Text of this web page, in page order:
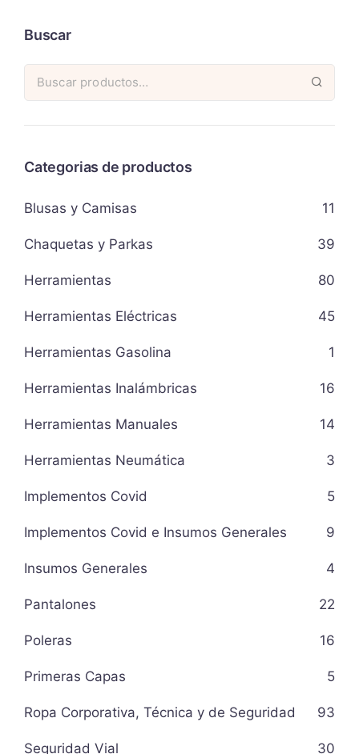
Buscar
Categorias de productos
Blusas y Camisas 11
Chaquetas y Parkas 39
Herramientas 80
Herramientas Eléctricas 45
Herramientas Gasolina 1
Herramientas Inalámbricas 16
Herramientas Manuales 14
Herramientas Neumática 3
Implementos Covid 5
Implementos Covid e Insumos Generales 9
Insumos Generales 4
Pantalones 22
Poleras 16
Primeras Capas 5
Ropa Corporativa, Técnica y de Seguridad 93
Seguridad Vial 30